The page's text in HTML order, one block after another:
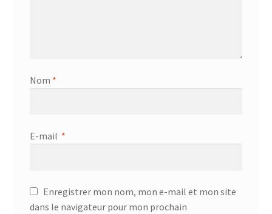
Nom *
E-mail *
Enregistrer mon nom, mon e-mail et mon site
dans le navigateur pour mon prochain